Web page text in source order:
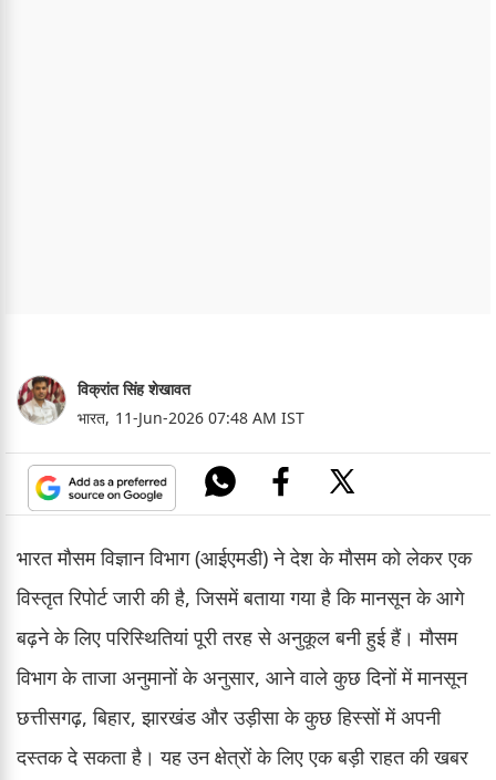
विक्रांत सिंह शेखावत
भारत, 11-Jun-2026 07:48 AM IST
भारत मौसम विज्ञान विभाग (आईएमडी) ने देश के मौसम को लेकर एक
विस्तृत रिपोर्ट जारी की है, जिसमें बताया गया है कि मानसून के आगे
बढ़ने के लिए परिस्थितियां पूरी तरह से अनुकूल बनी हुई हैं। मौसम
विभाग के ताजा अनुमानों के अनुसार, आने वाले कुछ दिनों में मानसून
छत्तीसगढ़, बिहार, झारखंड और उड़ीसा के कुछ हिस्सों में अपनी
दस्तक दे सकता है। यह उन क्षेत्रों के लिए एक बड़ी राहत की खबर